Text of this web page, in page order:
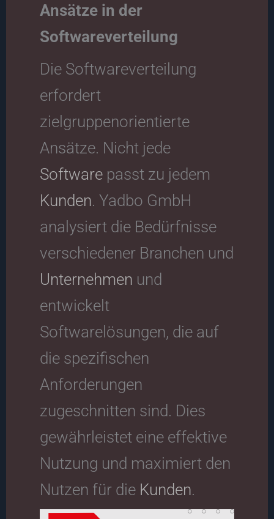
Ansätze in der
Softwareverteilung
Die Softwareverteilung
erfordert
zielgruppenorientierte
Ansätze. Nicht jede
Softwarepasst zu jedem
Kunden. Yadbo GmbH
analysiert die Bedürfnisse
verschiedener Branchen und
Unternehmen und
entwickelt
Softwarelösungen, die auf
die spezifischen
Anforderungen
zugeschnitten sind. Dies
gewährleistet eine effektive
Nutzung und maximiert den
Nutzen für die Kunden.